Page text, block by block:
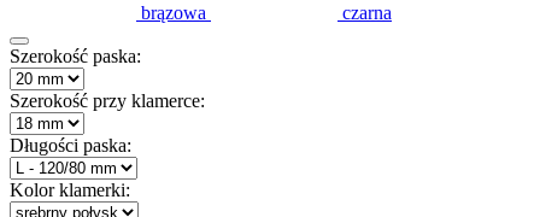
brązowa czarna
Szerokość paska:
Szerokość przy klamerce:
Długości paska:
Kolor klamerki: